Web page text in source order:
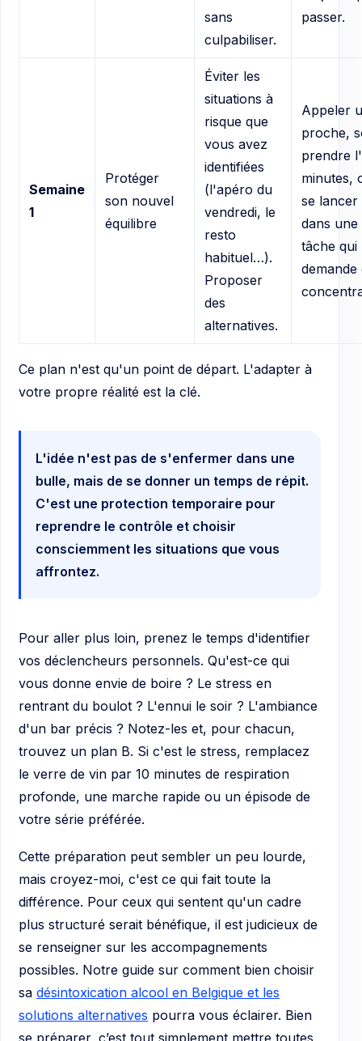
sans
culpabiliser.
passer.
Semaine
1
Protéger
son nouvel
équilibre
Éviter les
situations à
risque que
vous avez
identifiées
(l'apéro du
vendredi, le
resto
habituel…).
Proposer
des
alternatives.
Appeler
proche,
prendre
minutes,
se lancer
dans une
tâche qui
demande
Ce plan n'est qu'un point de départ. L'adapter à
votre propre réalité est la clé.
L'idée n'est pas de s'enfermer dans une
bulle, mais de se donner un temps de répit.
C'est une protection temporaire pour
reprendre le contrôle et choisir
consciemment les situations que vous
affrontez.
Pour aller plus loin, prenez le temps d'identifier
vos déclencheurs personnels. Qu'est-ce qui
vous donne envie de boire ? Le stress en
rentrant du boulot ? L'ennui le soir ? L'ambiance
d'un bar précis ? Notez-les et, pour chacun,
trouvez un plan B. Si c'est le stress, remplacez
le verre de vin par 10 minutes de respiration
profonde, une marche rapide ou un épisode de
votre série préférée.
Cette préparation peut sembler un peu lourde,
mais croyez-moi, c'est ce qui fait toute la
différence. Pour ceux qui sentent qu'un cadre
plus structuré serait bénéfique, il est judicieux de
se renseigner sur les accompagnements
possibles. Notre guide sur comment bien choisir
sa désintoxication alcool en Belgique et les
solutions alternatives pourra vous éclairer. Bien
se préparer, c’est tout simplement mettre toutes